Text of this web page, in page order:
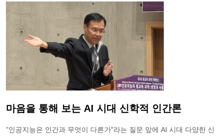
마음을 통해 보는 AI 시대 신학적 인간론
"인공지능은 인간과 무엇이 다른가"라는 질문 앞에 AI 시대 다양한 신